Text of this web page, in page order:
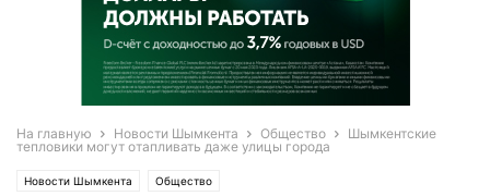
На главную Новости Шымкента Общество
Шымкентские
тепловики могут отапливать даже улицы города
Новости Шымкента Общество